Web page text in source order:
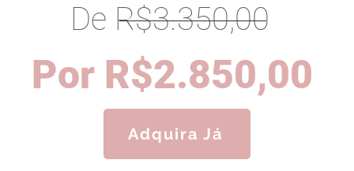
De R$3.350,00
Por R$2.850,00
Adquira Já